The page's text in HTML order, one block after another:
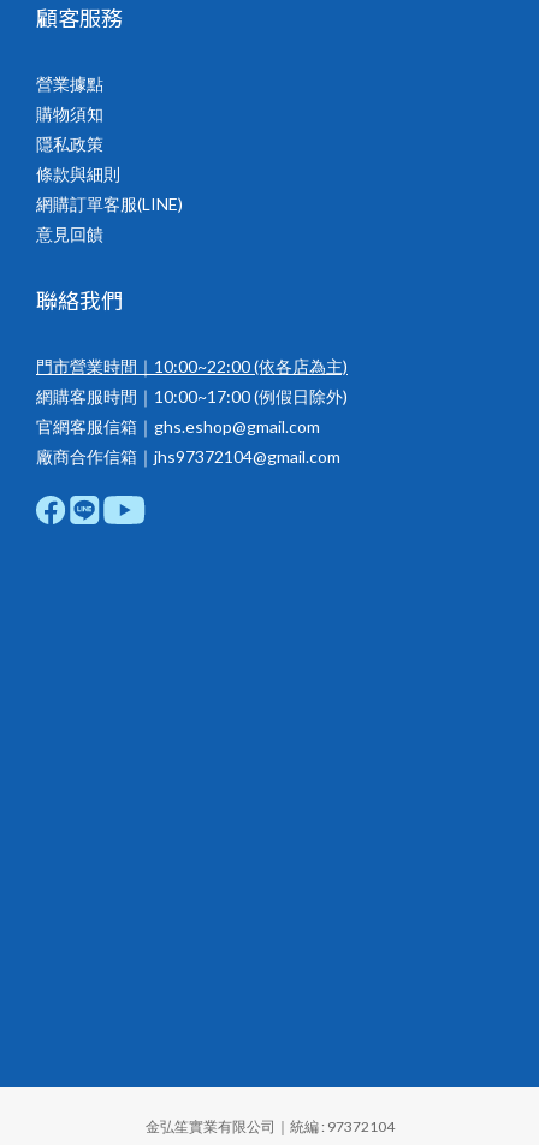
顧客服務
營業據點
購物須知
隱私政策
條款與細則
網購訂單客服(LINE)
意見回饋
聯絡我們
門市營業時間｜10:00~22:00(依各店為主)
網購客服時間｜10:00~17:00 (例假日除外)
官網客服信箱｜ghs.eshop@gmail.com
廠商合作信箱｜jhs97372104@gmail.com
金弘笙實業有限公司｜統編 : 97372104